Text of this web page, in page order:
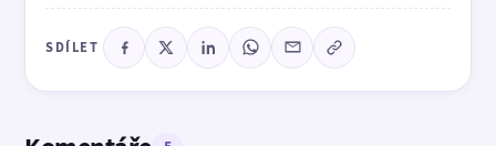
SDÍLET